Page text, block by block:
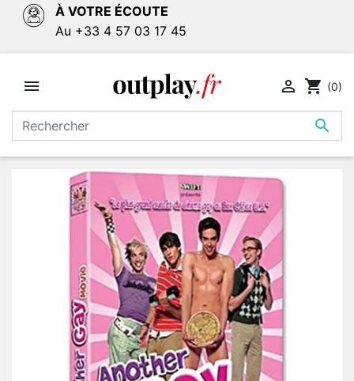
À VOTRE ÉCOUTE
Au +33 4 57 03 17 45


 shopping_cart (0)